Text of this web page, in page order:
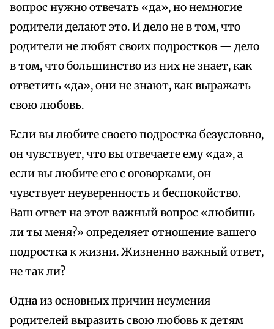
вопрос нужно отвечать «да», но немногие
родители делают это. И дело не в том, что
родители не любят своих подростков — дело
в том, что большинство из них не знает, как
ответить «да», они не знают, как выражать
свою любовь.
Если вы любите своего подростка безусловно,
он чувствует, что вы отвечаете ему «да», а
если вы любите его с оговорками, он
чувствует неуверенность и беспокойство.
Ваш ответ на этот важный вопрос «любишь
ли ты меня?» определяет отношение вашего
подростка к жизни. Жизненно важный ответ,
не так ли?
Одна из основных причин неумения
родителей выразить свою любовь к детям